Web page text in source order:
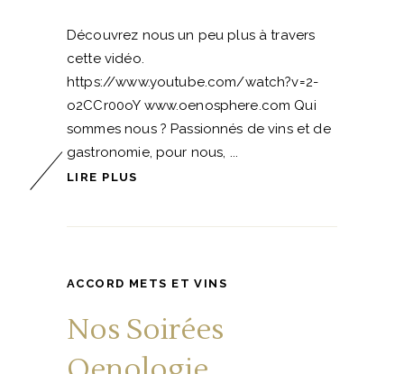
Découvrez nous un peu plus à travers
cette vidéo.
https://www.youtube.com/watch?v=2-
o2CCr00oY www.oenosphere.com Qui
sommes nous ? Passionnés de vins et de
gastronomie, pour nous,
LIRE PLUS
ACCORD METS ET VINS
Nos Soirées